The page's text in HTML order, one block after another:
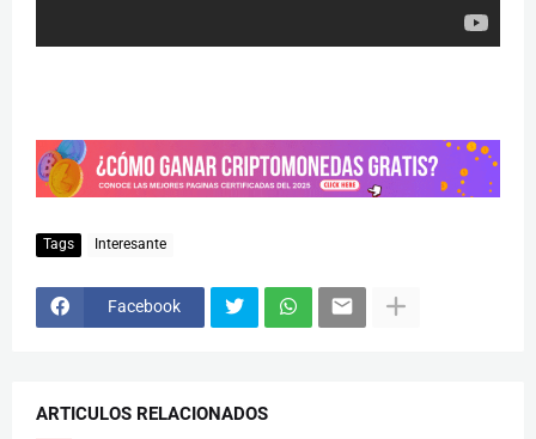
Tags Interesante
Facebook
ARTICULOS RELACIONADOS